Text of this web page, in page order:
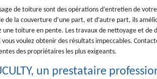
de toiture sont des opérations d’entretien de
de la couverture d’une part, et d’autre part, ils
une toiture en pente. Les travaux de nettoyage et de
voulez obtenir des résultats impeccables.
des propriétaires les plus exigeants.
un prestataire